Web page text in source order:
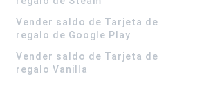
Vender saldo de Tarjeta de
regalo de Google Play
Vender saldo de Tarjeta de
regalo Vanilla